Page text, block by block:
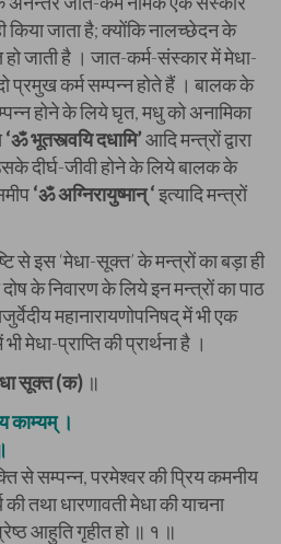
किया जाता है; क्योंकि नालच्छेदन के
जाती है । जात-कर्म-संस्कार में मेधा-
कर्म सम्पन्न होते हैं । बालक के
होने के लिये घृत, मधु को अनामिका
‘ॐ भूतस्त्वयि दधामि’आदि मन्त्रों द्वारा
दीर्घ-जीवी होने के लिये बालक के
‘ॐ अग्निरायुष्मान् ‘इत्यादि मन्त्रों
से इस ‘मेधा-सूक्त’ के मन्त्रों का बड़ा ही
दोष के निवारण के लिये इन मन्त्रों का पाठ
महानारायणोपनिषद् में भी एक
मेधा-प्राप्ति की प्रार्थना है ।
सूक्त (क) ॥
काम्यम् ।
से सम्पन्न, परमेश्वर की प्रिय कमनीय
तथा धारणावती मेधा की याचना
आहुति गृहीत हो ॥ १ ॥